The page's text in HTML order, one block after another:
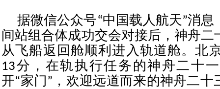
据微信公众号“中国载人航天”消
间站组合体成功交会对接后，神舟
从飞船返回舱顺利进入轨道舱。北
13分，在轨执行任务的神舟二十
开“家门”，欢迎远道而来的神舟二十